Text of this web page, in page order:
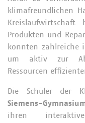
klimafreundlichen
Kreislaufwirtschaft
Produkten und
konnten zahlreiche
um aktiv zur
Ressourcen
Die Schüler der
Siemens-
ihren